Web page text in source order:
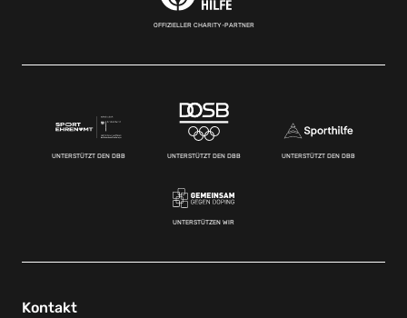
OFFIZIELLER CHARITY-PARTNER
UNTERSTÜTZT DEN DBB UNTERSTÜTZT DEN DBB UNTERSTÜTZT DEN DBB
UNTERSTÜTZEN WIR
Kontakt